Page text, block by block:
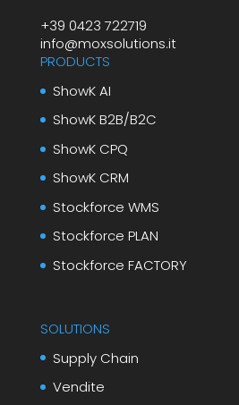
+39 0423 722719
info@moxsolutions.it
PRODUCTS
ShowK AI
ShowK B2B/B2C
ShowK CPQ
ShowK CRM
Stockforce WMS
Stockforce PLAN
Stockforce FACTORY
SOLUTIONS
Supply Chain
Vendite